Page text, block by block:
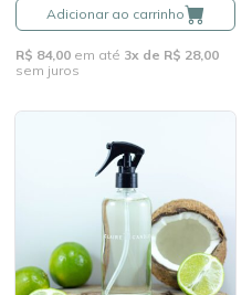
Adicionar ao carrinho
R$ 84,00 em até 3x de R$ 28,00
sem juros